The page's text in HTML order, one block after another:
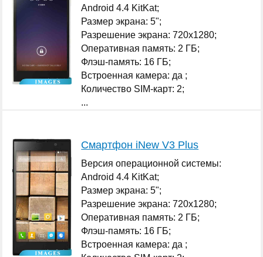
Android 4.4 KitKat;
Размер экрана: 5";
Разрешение экрана: 720x1280;
Оперативная память: 2 ГБ;
Флэш-память: 16 ГБ;
Встроенная камера: да ;
Количество SIM-карт: 2;
...
Смартфон iNew V3 Plus
Версия операционной системы:
Android 4.4 KitKat;
Размер экрана: 5";
Разрешение экрана: 720x1280;
Оперативная память: 2 ГБ;
Флэш-память: 16 ГБ;
Встроенная камера: да ;